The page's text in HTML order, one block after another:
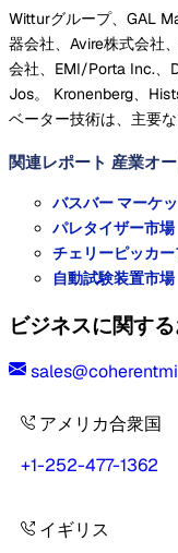
Witturグループ、GAL
器会社、Avire株式会社
会社、EMI/Porta Inc.、
Jos。 Kronenberg、
ベーター技術は、主要な
関連レポート 産業オ
バスバー マーケ
パレタイザー市場
チェリーピッカ
自動試験装置市場
ビジネスに関す
アメリカ合衆国
+1-252-477-1362
イギリス